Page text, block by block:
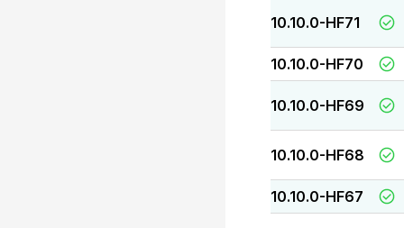
10.10.0-HF71
10.10.0-HF70
10.10.0-HF69
10.10.0-HF68
10.10.0-HF67